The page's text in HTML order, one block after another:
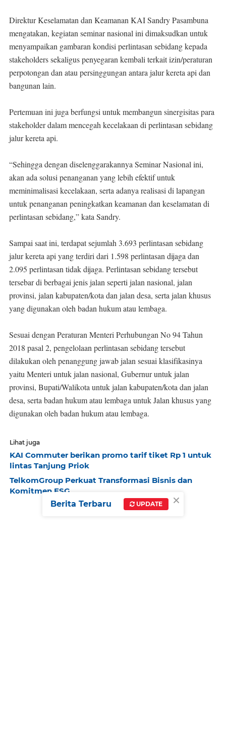
Direktur Keselamatan dan Keamanan KAI Sandry Pasambuna
mengatakan, kegiatan seminar nasional ini dimaksudkan untuk
menyampaikan gambaran kondisi perlintasan sebidang kepada
stakeholders sekaligus penyegaran kembali terkait izin/peraturan
perpotongan dan atau persinggungan antara jalur kereta api dan
bangunan lain.
Pertemuan ini juga berfungsi untuk membangun sinergisitas para
stakeholder dalam mencegah kecelakaan di perlintasan sebidang
jalur kereta api.
“Sehingga dengan diselenggarakannya Seminar Nasional ini,
akan ada solusi penanganan yang lebih efektif untuk
meminimalisasi kecelakaan, serta adanya realisasi di lapangan
untuk penanganan peningkatkan keamanan dan keselamatan di
perlintasan sebidang,” kata Sandry.
Sampai saat ini, terdapat sejumlah 3.693 perlintasan sebidang
jalur kereta api yang terdiri dari 1.598 perlintasan dijaga dan
2.095 perlintasan tidak dijaga. Perlintasan sebidang tersebut
tersebar di berbagai jenis jalan seperti jalan nasional, jalan
provinsi, jalan kabupaten/kota dan jalan desa, serta jalan khusus
yang digunakan oleh badan hukum atau lembaga.
Sesuai dengan Peraturan Menteri Perhubungan No 94 Tahun
2018 pasal 2, pengelolaan perlintasan sebidang tersebut
dilakukan oleh penanggung jawab jalan sesuai klasifikasinya
yaitu Menteri untuk jalan nasional, Gubernur untuk jalan
provinsi, Bupati/Walikota untuk jalan kabupaten/kota dan jalan
desa, serta badan hukum atau lembaga untuk Jalan khusus yang
digunakan oleh badan hukum atau lembaga.
Lihat juga
KAI Commuter berikan promo tarif tiket Rp 1 untuk
lintas Tanjung Priok
TelkomGroup Perkuat Transformasi Bisnis dan
Komitmen ESG
×
Berita Terbaru UPDATE